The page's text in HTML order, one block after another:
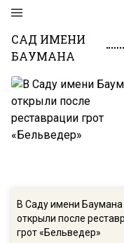
САД ИМЕНИ
БАУМАНА
В Саду имени Баумана
открыли после
грот «Бельведер»